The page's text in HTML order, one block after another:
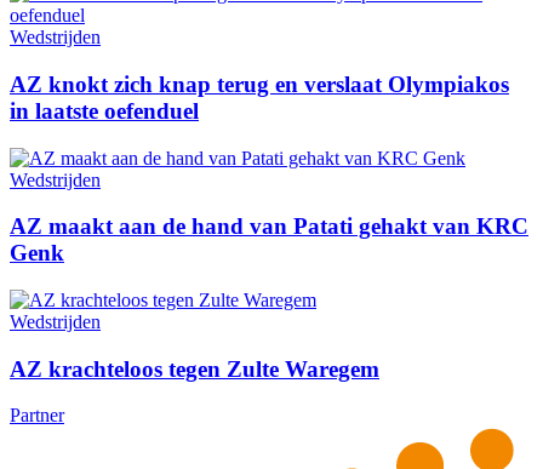
Wedstrijden
AZ knokt zich knap terug en verslaat Olympiakos
in laatste oefenduel
Wedstrijden
AZ maakt aan de hand van Patati gehakt van KRC
Genk
Wedstrijden
AZ krachteloos tegen Zulte Waregem
Partner